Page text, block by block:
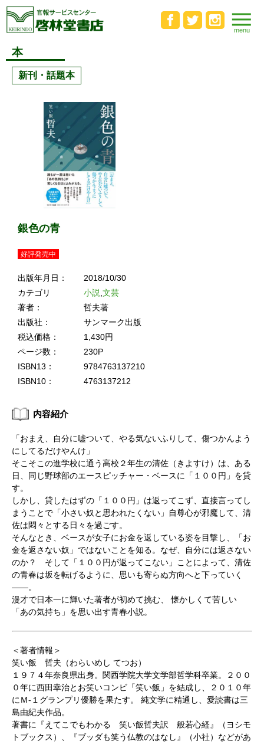
本
新刊・話題本
銀色の青
好評発売中
出版年月日：
2018/10/30
カテゴリ
小説 文芸
著者：
哲夫著
出版社：
サンマーク出版
税込価格：
1,430円
ページ数：
230P
ISBN13：
9784763137210
ISBN10：
4763137212
内容紹介
「おまえ、自分に嘘ついて、やる気ないふりして、傷つかんよう
にしてるだけやんけ」
そこそこの進学校に通う高校２年生の清佐（きよすけ）は、ある
日、同じ野球部のエースピッチャー・ベースに「１００円」を貸
す。
しかし、貸したはずの「１００円」は返ってこず、直接言ってし
まうことで「小さい奴と思われたくない」自尊心が邪魔して、清
佐は悶々とする日々を過ごす。
そんなとき、ベースが女子にお金を返している姿を目撃し、「お
金を返さない奴」ではないことを知る。なぜ、自分には返さない
のか？ そして「１００円が返ってこない」ことによって、清佐
の青春は坂を転げるように、思いも寄らぬ方向へと下っていく
――。
漫才で日本一に輝いた著者が初めて挑む、 懐かしくて苦しい
「あの気持ち」を思い出す青春小説。
＜著者情報＞
笑い飯 哲夫（わらいめし てつお）
１９７４年奈良県出身。関西学院大学文学部哲学科卒業。２００
０年に西田幸治とお笑いコンビ「笑い飯」を結成し、２０１０年
にＭ-１グランプリ優勝を果たす。 純文学に精通し、愛読書は三
島由紀夫作品。
著書に『えてこでもわかる 笑い飯哲夫訳 般若心経』（ヨシモ
トブックス）、『ブッダも笑う仏教のはなし』（小社）などがあ